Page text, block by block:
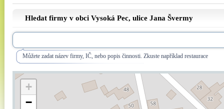
Hledat firmy v obci Vysoká Pec, ulice Jana Švermy
Můžete zadat název firmy, IČ, nebo popis činnosti. Zkuste například restaurace
+
−